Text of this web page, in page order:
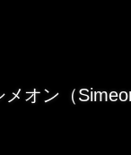
オン（